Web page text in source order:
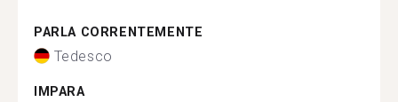
PARLA CORRENTEMENTE
Tedesco
IMPARA